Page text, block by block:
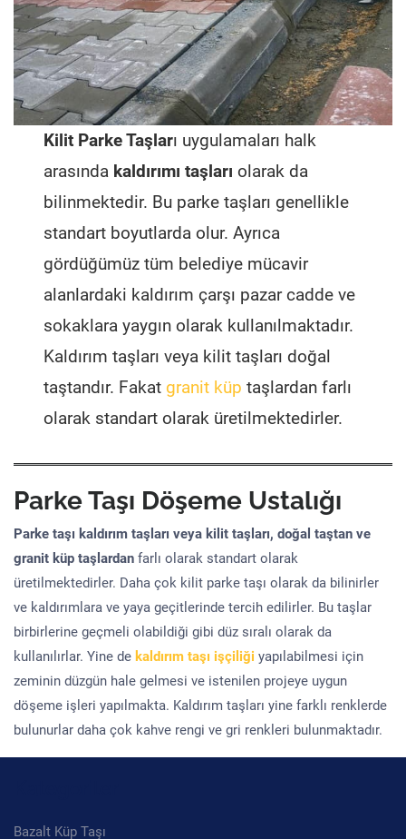
Kilit Parke Taşları uygulamaları halk
arasında kaldırımı taşları olarak da
bilinmektedir. Bu parke taşları genellikle
standart boyutlarda olur. Ayrıca
gördüğümüz tüm belediye mücavir
alanlardaki kaldırım çarşı pazar cadde ve
sokaklara yaygın olarak kullanılmaktadır.
Kaldırım taşları veya kilit taşları doğal
taştandır. Fakat granit küp taşlardan farlı
olarak standart olarak üretilmektedirler.
Parke Taşı Döşeme Ustalığı
Parke taşı kaldırım taşları veya kilit taşları, doğal taştan ve
granit küp taşlardan farlı olarak standart olarak
üretilmektedirler. Daha çok kilit parke taşı olarak da bilinirler
ve kaldırımlara ve yaya geçitlerinde tercih edilirler. Bu taşlar
birbirlerine geçmeli olabildiği gibi düz sıralı olarak da
kullanılırlar. Yine de kaldırım taşı işçiliği yapılabilmesi için
zeminin düzgün hale gelmesi ve istenilen projeye uygun
döşeme işleri yapılmakta. Kaldırım taşları yine farklı renklerde
bulunurlar daha çok kahve rengi ve gri renkleri bulunmaktadır.
Bazalt Küp Taşı